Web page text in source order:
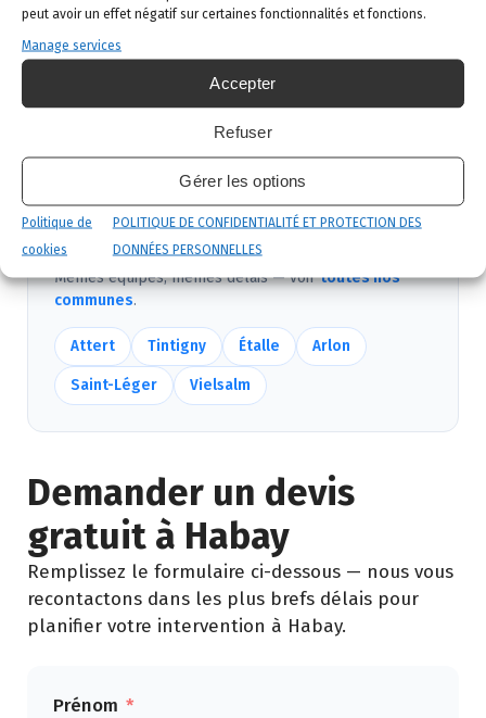
peut avoir un effet négatif sur certaines fonctionnalités et fonctions.
Manage services
Accepter
Refuser
Gérer les options
Politique de
cookies
POLITIQUE DE CONFIDENTIALITÉ ET PROTECTION DES
DONNÉES PERSONNELLES
Intervention ciblée
produits certifiés, sécurité maximale, discrétion
: visite de contrôle et garantie
de résultat.
Nous intervenons aussi près de Habay
Mêmes équipes, mêmes délais — voirtoutes nos
communes.
Attert Tintigny Étalle Arlon
Saint-Léger Vielsalm
Demander un devis
gratuit à Habay
Remplissez le formulaire ci-dessous — nous vous
recontactons dans les plus brefs délais pour
planifier votre intervention à Habay.
Prénom